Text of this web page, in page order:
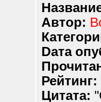
Автор:
Dата
Рейтинг:
Цитата: